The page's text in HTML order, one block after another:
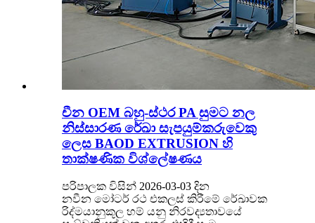
චීන OEM බහු-ස්ථර PA සුමට නල
නිස්සාරණ රේඛා සැපයුම්කරුවෙකු
ලෙස BAOD EXTRUSION හි
තාක්ෂණික විශ්ලේෂණය
පරිපාලක විසින් 2026-03-03 දින
නවීන මෝටර් රථ එකලස් කිරීමේ රේඛාවක
රිද්මයානුකූල හම් යනු නිරවද්‍යතාවයේ